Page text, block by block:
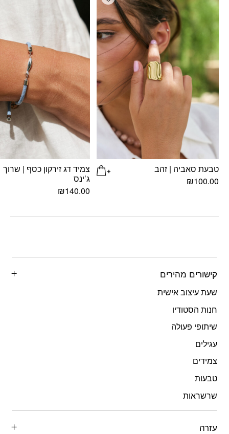
טבעת סאביה | זהב
₪100.00
צמיד דג זירקון כסף | שרוך
ג’ינס
₪140.00
קישורים מהירים
שעת עיצוב אישית
חנות הסטודיו
שיתופי פעולה
עגילים
צמידים
טבעות
שרשראות
עזרה